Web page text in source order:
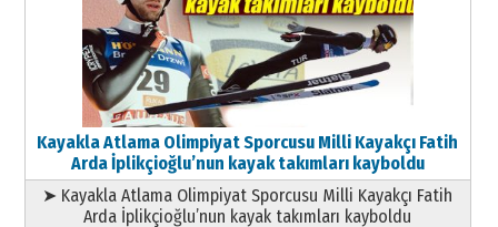
Kayakla Atlama Olimpiyat Sporcusu Milli Kayakçı Fatih
Arda İplikçioğlu’nun kayak takımları kayboldu
➤ Kayakla Atlama Olimpiyat Sporcusu Milli Kayakçı Fatih
Arda İplikçioğlu’nun kayak takımları kayboldu